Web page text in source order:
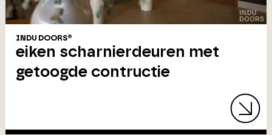
INDU DOORS®
eiken scharnierdeuren met
getoogde contructie